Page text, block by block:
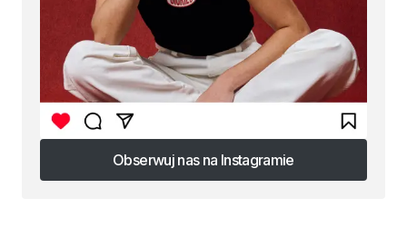
Obserwuj nas na Instagramie
Obserwuj nas na Instagramie